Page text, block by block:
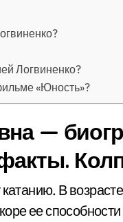
Логвиненко?
«Юность»?
—
В
ее